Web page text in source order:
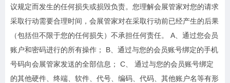
议规定而发生的任何损失或损毁负责。您理解会展管家对您的请求
采取行动需要合理时间，会展管家对在采取行动前已经产生的后果
（包括但不限于您的任何损失）不承担任何责任。 A、通过您会员
账户和密码进行的所有操作； B、通过与您的会员账号绑定的手机
号码向会展管家发送的全部信息； C、 通过与您的会员账号绑定
的其他硬件、终端、软件、代号、编码、代码、其他账户名等有形